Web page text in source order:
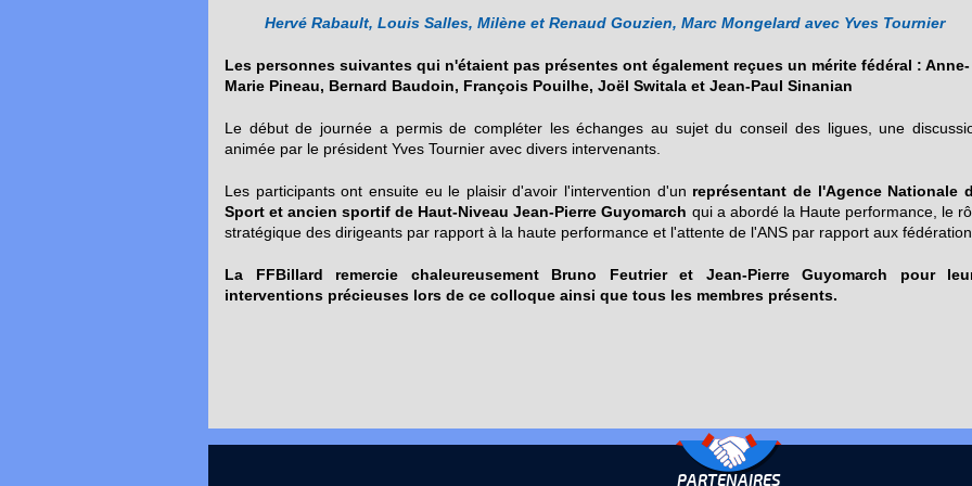
Hervé Rabault, Louis Salles, Milène et Renaud Gouzien, Marc Mongelard avec Yves Tournier
Les personnes suivantes qui n'étaient pas présentes ont également reçues un mérite fédéral : Anne-
Marie Pineau, Bernard Baudoin, François Pouilhe, Joël Switala et Jean-Paul Sinanian
Le début de journée a permis de compléter les échanges au sujet du conseil des ligues, une
animée par le président Yves Tournier avec divers intervenants.
Les participants ont ensuite eu le plaisir d'avoir l'intervention d'un représentant de l'Agence Nationale
Sport et ancien sportif de Haut-Niveau Jean-Pierre Guyomarch qui a abordé la Haute performance, le
stratégique des dirigeants par rapport à la haute performance et l'attente de l'ANS par rapport aux
La FFBillard remercie chaleureusement Bruno Feutrier et Jean-Pierre Guyomarch pour
interventions précieuses lors de ce colloque ainsi que tous les membres présents.
PARTENAIRES